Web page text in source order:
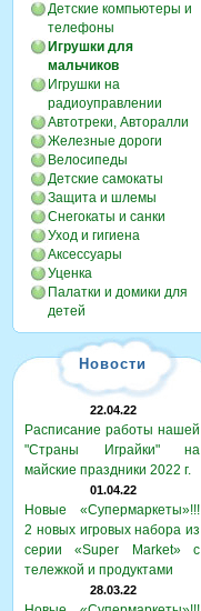
Детские компьютеры и
телефоны
Игрушки для
мальчиков
Игрушки на
радиоуправлении
Автотреки, Авторалли
Железные дороги
Велосипеды
Детские самокаты
Защита и шлемы
Снегокаты и санки
Уход и гигиена
Аксессуары
Уценка
Палатки и домики для
детей
Новости
22.04.22
Расписание работы нашей
"Страны Играйки" на
майские праздники 2022 г.
01.04.22
Новые «Супермаркеты»!!!
2 новых игровых набора из
серии «Super Market» с
тележкой и продуктами
28.03.22